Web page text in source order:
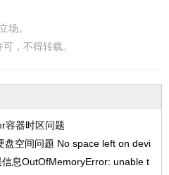
i
w
)
n
w
)
场。
，不得转载。
容器时区问题
盘空间问题 No space left on devi
息OutOfMemoryError: unable t